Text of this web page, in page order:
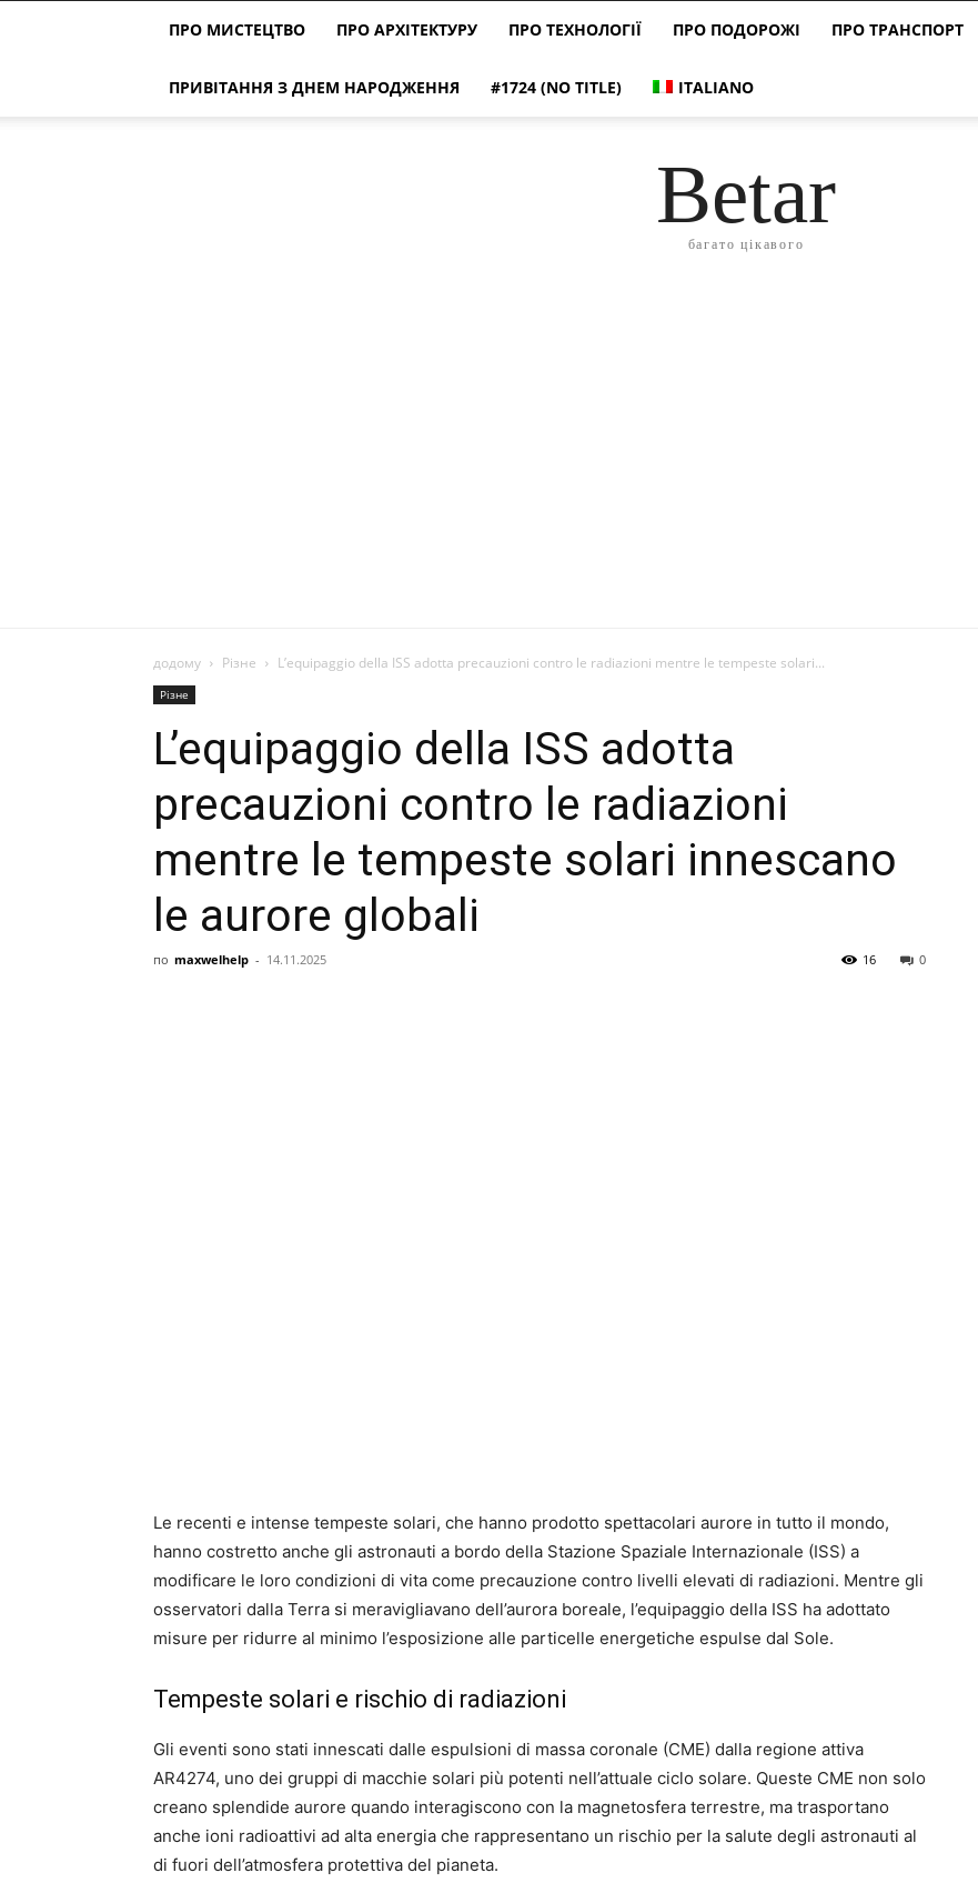
ПРО МИСТЕЦТВО ПРО АРХІТЕКТУРУ ПРО ТЕХНОЛОГІЇ ПРО ПОДОРОЖІ ПРО ТРАНСПОРТ
ПРИВІТАННЯ З ДНЕМ НАРОДЖЕННЯ #1724 (NO TITLE) ITALIANO
Betar
багато цікавого
додому Різне L’equipaggio della ISS adotta precauzioni contro le radiazioni mentre le tempeste solari...
Різне
L’equipaggio della ISS adotta
precauzioni contro le radiazioni
mentre le tempeste solari innescano
le aurore globali
по maxwelhelp - 14.11.2025 0
16
Le recenti e intense tempeste solari, che hanno prodotto spettacolari aurore in tutto il mondo,
hanno costretto anche gli astronauti a bordo della Stazione Spaziale Internazionale (ISS) a
modificare le loro condizioni di vita come precauzione contro livelli elevati di radiazioni. Mentre gli
osservatori dalla Terra si meravigliavano dell’aurora boreale, l’equipaggio della ISS ha adottato
misure per ridurre al minimo l’esposizione alle particelle energetiche espulse dal Sole.
Tempeste solari e rischio di radiazioni
Gli eventi sono stati innescati dalle espulsioni di massa coronale (CME) dalla regione attiva
AR4274, uno dei gruppi di macchie solari più potenti nell’attuale ciclo solare. Queste CME non solo
creano splendide aurore quando interagiscono con la magnetosfera terrestre, ma trasportano
anche ioni radioattivi ad alta energia che rappresentano un rischio per la salute degli astronauti al
di fuori dell’atmosfera protettiva del pianeta.